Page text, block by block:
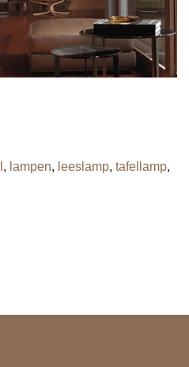
, lampen, leeslamp, tafellamp,